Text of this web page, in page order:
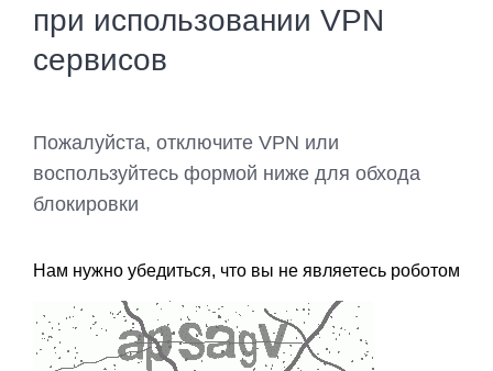
при использовании VPN
сервисов
Пожалуйста, отключите VPN или
воспользуйтесь формой ниже для обхода
блокировки
Нам нужно убедиться, что вы не являетесь роботом